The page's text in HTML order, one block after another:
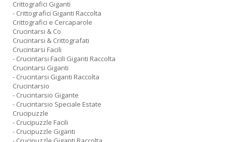
Crittografici Giganti
- Crittografici Giganti Raccolta
Crittografici e Cercaparole
Crucintarsi & Co
Crucintarsi & Crittografati
Crucintarsi Facili
- Crucintarsi Facili Giganti Raccolta
Crucintarsi Giganti
- Crucintarsi Giganti Raccolta
Crucintarsio
- Crucintarsio Gigante
- Crucintarsio Speciale Estate
Crucipuzzle
- Crucipuzzle Facili
- Crucipuzzle Giganti